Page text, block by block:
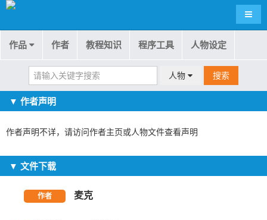
导航
作品 作者 教程知识 程序工具 人物设定
人物 搜索
▼ 作者声明
作者声明不详，请访问作者主页或人物文件查看声明
▼ 文件下载
作者 麦克